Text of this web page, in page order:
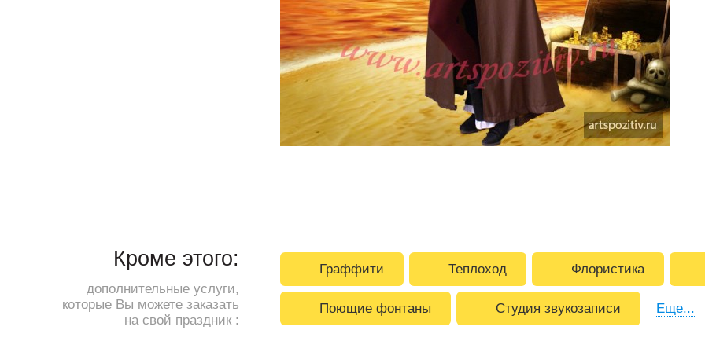
Кроме этого:
дополнительные услуги,
которые Вы можете заказать
на свой праздник :
Граффити Теплоход Флористика
Поющие фонтаны Студия звукозаписи Еще...